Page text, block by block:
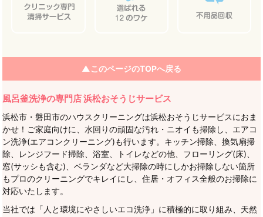
▲このページのTOPへ戻る
風呂釜洗浄の専門店 浜松おそうじサービス
浜松市・磐田市のハウスクリーニングは浜松おそうじサービスにおま
かせ！ご家庭向けに、水回りの頑固な汚れ・ニオイも掃除し、エアコ
ン洗浄(エアコンクリーニング)も行います。キッチン掃除、換気扇掃
除、レンジフード掃除、浴室、トイレなどの他、フローリング(床)、
窓(サッシも含む)、ベランダなど大掃除の時にしかお掃除しない箇所
もプロのクリーニングでキレイにし、住居・オフィス全般のお掃除に
対応いたします。
当社では「人と環境にやさしいエコ洗浄」に積極的に取り組み、天然